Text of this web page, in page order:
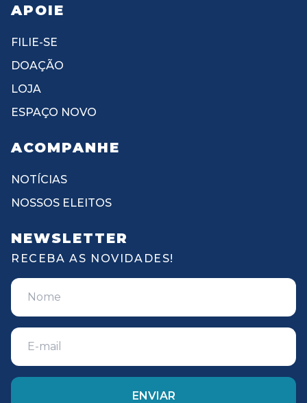
APOIE
FILIE-SE
DOAÇÃO
LOJA
ESPAÇO NOVO
ACOMPANHE
NOTÍCIAS
NOSSOS ELEITOS
NEWSLETTER
RECEBA AS NOVIDADES!